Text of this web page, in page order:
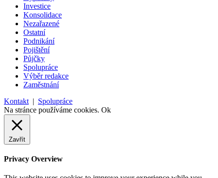
Investice
Konsolidace
Nezařazené
Ostatní
Podnikání
Pojištění
Půjčky
Spolupráce
Výběr redakce
Zaměstnání
Kontakt | Spolupráce
Na stránce používáme cookies. Ok
Zavřít
Privacy Overview